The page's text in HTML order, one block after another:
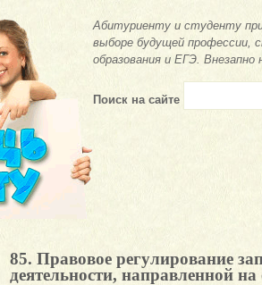
Абитуриенту и студенту
выборе будущей профессии,
образования и ЕГЭ.
Поиск на сайте
85. Правовое регулирование
деятельности, направленной